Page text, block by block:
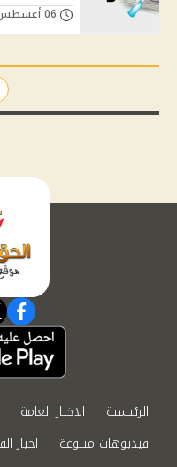
الرئيسية الاخبار العامة
فيديوهات متنوعة
اخبار